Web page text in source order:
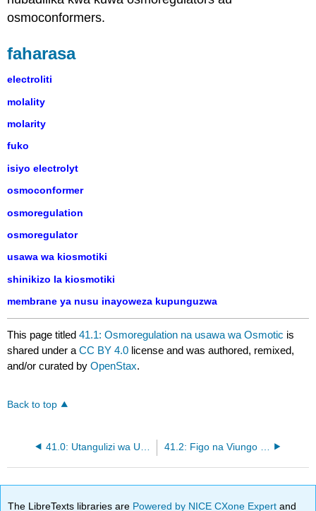
osmoconformers.
faharasa
electroliti
molality
molarity
fuko
isiyo electrolyt
osmoconformer
osmoregulation
osmoregulator
usawa wa kiosmotiki
shinikizo la kiosmotiki
membrane ya nusu inayoweza kupunguzwa
This page titled41.1: Osmoregulation na usawa wa Osmotic is
shared under aCC BY 4.0 license and was authored, remixed,
and/or curated byOpenStax.
Back to top
The LibreTexts libraries are Powered by NICE CXone Expertand